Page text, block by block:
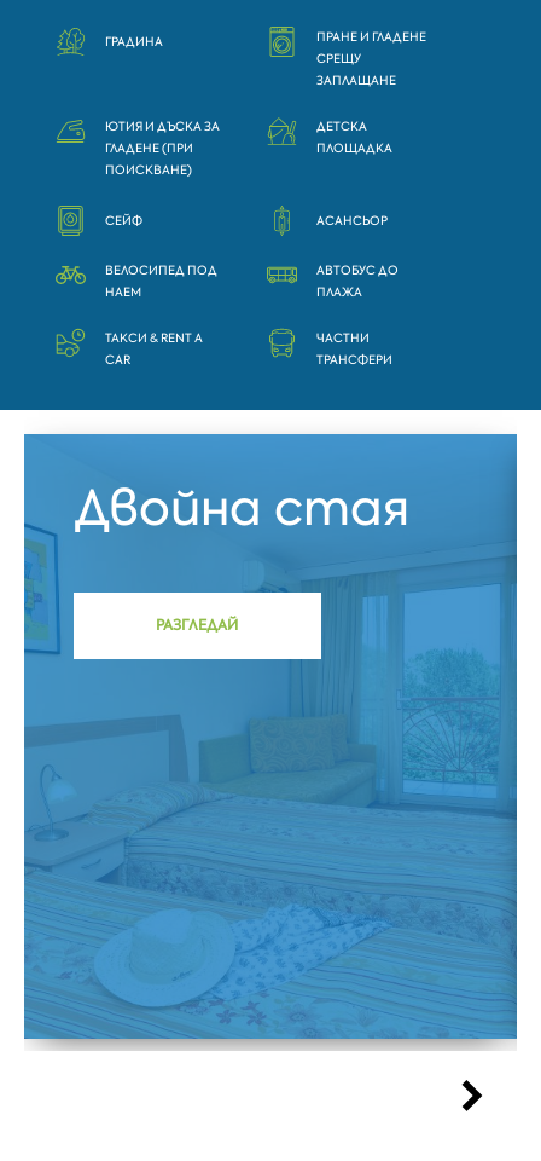
ГРАДИНА
ПРАНЕ И ГЛАДЕНЕ
СРЕЩУ
ЗАПЛАЩАНЕ
ЮТИЯ И ДЪСКА ЗА
ГЛАДЕНЕ (ПРИ
ПОИСКВАНЕ)
ДЕТСКА
ПЛОЩАДКА
СЕЙФ АСАНСЬОР
ВЕЛОСИПЕД ПОД
НАЕМ
АВТОБУС ДО
ПЛАЖА
ТАКСИ & RENT A
CAR
ЧАСТНИ
ТРАНСФЕРИ
Двойна стая
РАЗГЛЕДАЙ